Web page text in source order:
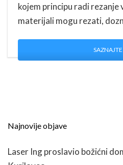
kojem principu radi rezanje
materijali mogu rezati,
SAZNAJTE
Najnovije objave
Laser Ing proslavio božićni